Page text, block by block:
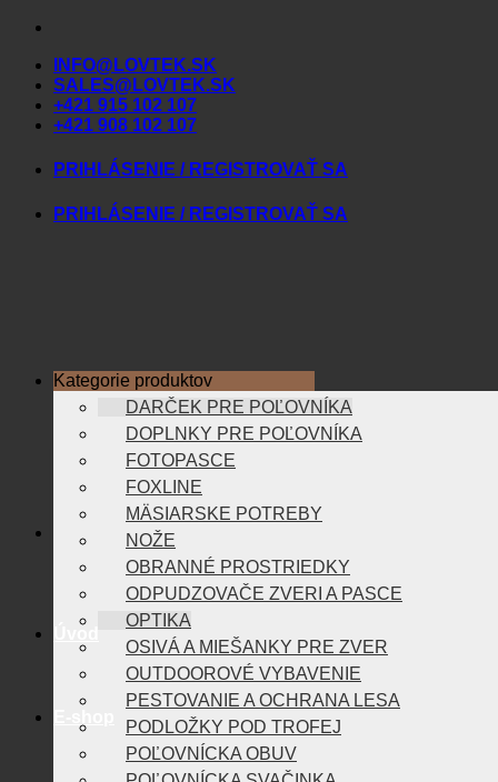
Skip
contentINFO@LOVTEK.SK
SALES@LOVTEK.SK
+421 915 102 107
+421 908 102 107
PRIHLÁSENIE / REGISTROVAŤ SA
PRIHLÁSENIE / REGISTROVAŤ SA
Kategorie produktov
DARČEK PRE POĽOVNÍKA
DOPLNKY PRE POĽOVNÍKA
FOTOPASCE
FOXLINE
MÄSIARSKE POTREBY
NOŽE
OBRANNÉ PROSTRIEDKY
ODPUDZOVAČE ZVERI A PASCE
OPTIKA
OSIVÁ A MIEŠANKY PRE ZVER
OUTDOOROVÉ VYBAVENIE
PESTOVANIE A OCHRANA LESA
PODLOŽKY POD TROFEJ
POĽOVNÍCKA OBUV